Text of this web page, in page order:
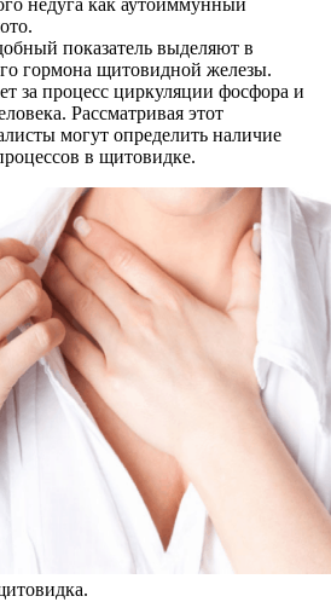
показатель выделяют в
гормона щитовидной железы.
за процесс циркуляции фосфора и
Рассматривая этот
могут определить наличие
в щитовидке.